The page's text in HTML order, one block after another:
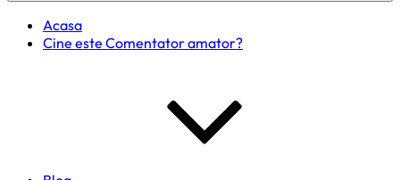
Acasa
Cine este Comentator amator?